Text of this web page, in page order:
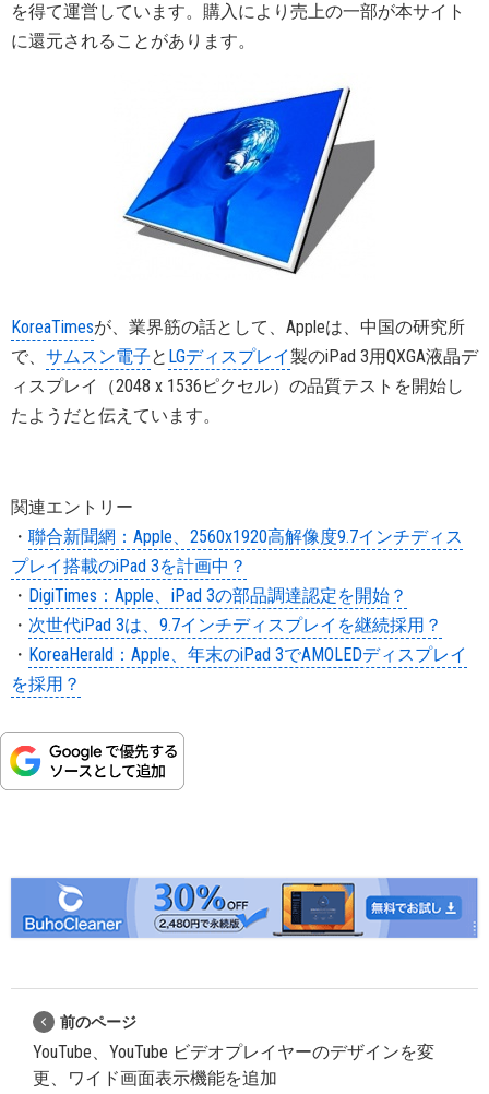
を得て運営しています。購入により売上の一部が本サイト
に還元されることがあります。
KoreaTimesが、業界筋の話として、Appleは、中国の研究所
で、 サムスン電子と LGディスプレイ製のiPad 3用QXGA液晶デ
ィスプレイ（2048 x 1536ピクセル）の品質テストを開始し
たようだと伝えています。
関連エントリー
・ 聯合新聞網：Apple、2560x1920高解像度9.7インチディス
プレイ搭載のiPad 3を計画中？
・ DigiTimes：Apple、iPad 3の部品調達認定を開始？
・ 次世代iPad 3は、9.7インチディスプレイを継続採用？
・ KoreaHerald：Apple、年末のiPad 3でAMOLEDディスプレイ
を採用？
前のページ
YouTube、YouTube ビデオプレイヤーのデザインを変
更、ワイド画面表示機能を追加